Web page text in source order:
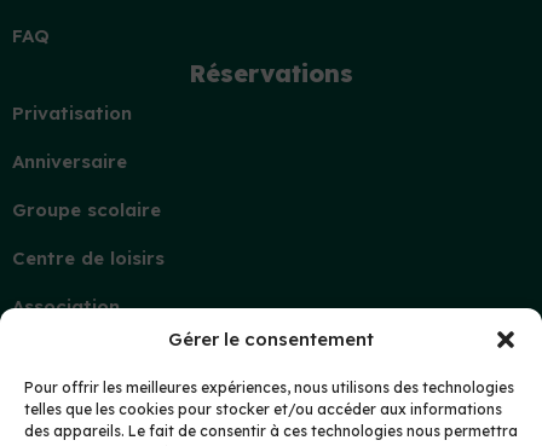
Gérer le consentement
Pour offrir les meilleures expériences, nous utilisons des technologies
telles que les cookies pour stocker et/ou accéder aux informations
des appareils. Le fait de consentir à ces technologies nous permettra
FAQ
Réservations
Privatisation
Anniversaire
Groupe scolaire
Centre de loisirs
Association
Demande d’information
Mon compte